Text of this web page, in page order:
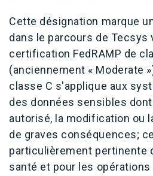
Cette désignation marque
dans le parcours de Tecsys
certification FedRAMP de
(anciennement « Moderate
classe C s'applique aux
des données sensibles
autorisé, la modification ou
de graves conséquences;
particulièrement pertinente
santé et pour les